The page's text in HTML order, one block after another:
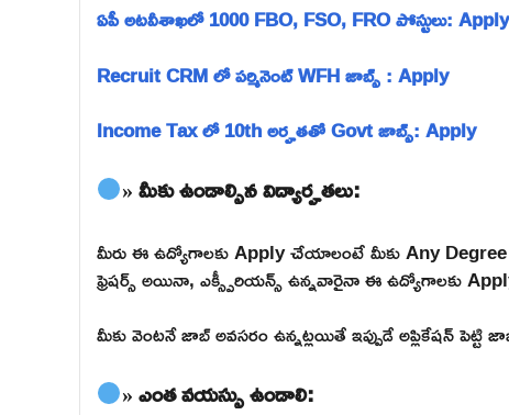
ఏపీ అటవీశాఖలో 1000 FBO, FSO, FRO పోస్టులు: Apply
Recruit CRM లో పర్మినెంట్ WFH జాబ్స్ : Apply
Income Tax లో 10th అర్హతతో Govt జాబ్స్: Apply
» మీకు ఉండాల్సిన విద్యార్హతలు:
మీరు ఈ ఉద్యోగాలకు Apply చేయాలంటే మీకు Any Degree
ఫ్రెషర్స్ అయినా, ఎక్స్పీరియన్స్ ఉన్నవారైనా ఈ ఉద్యోగాలకు
మీకు వెంటనే జాబ్ అవసరం ఉన్నట్లయితే ఇప్పుడే అప్లికేషన్ పెట్టి
» ఎంత వయస్సు ఉండాలి: